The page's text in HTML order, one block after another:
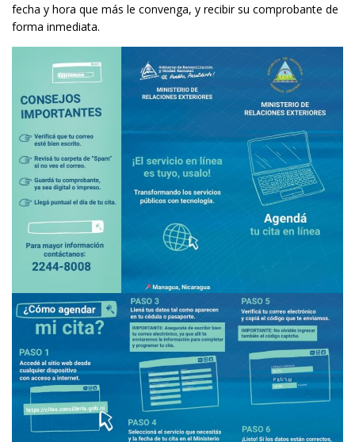
fecha y hora que más le convenga, y recibir su comprobante de
forma inmediata.